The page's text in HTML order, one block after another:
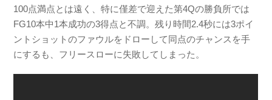
100点満点とは遠く、特に僅差で迎えた第4Qの勝負所では
FG10本中1本成功の3得点と不調。残り時間2.4秒には3ポイ
ントショットのファウルをドローして同点のチャンスを手
にするも、フリースローに失敗してしまった。